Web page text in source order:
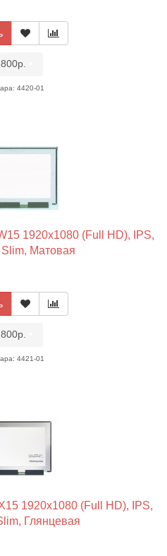
4420-01
1920x1080 (Full HD), IPS,
Матовая
4421-01
1920x1080 (Full HD), IPS,
Глянцевая